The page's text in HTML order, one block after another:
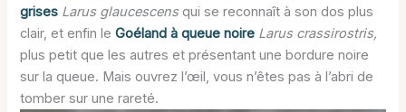
grises Larus glaucescensqui se reconnaît à son dos plus
clair, et enfin leGoéland à queue noire Larus crassirostris,
plus petit que les autres et présentant une bordure noire
sur la queue. Mais ouvrez l’œil, vous n’êtes pas à l’abri de
tomber sur une rareté.